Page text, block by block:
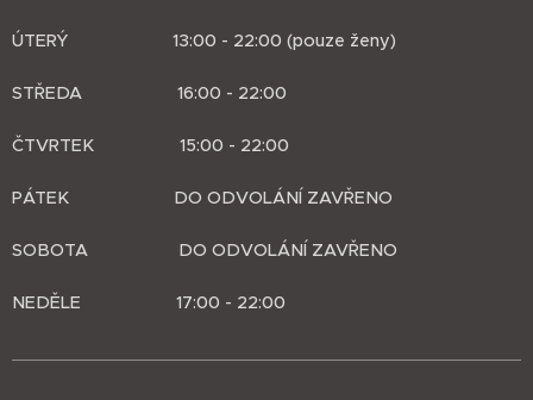
ÚTERÝ 13:00 - 22:00 (pouze ženy)
STŘEDA 16:00 - 22:00
ČTVRTEK 15:00 - 22:00
PÁTEK DO ODVOLÁNÍ ZAVŘENO
SOBOTA DO ODVOLÁNÍ ZAVŘENO
NEDĚLE 17:00 - 22:00